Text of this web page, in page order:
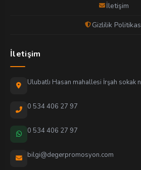
İletişim
Gizlilik
İletişim
Ulubatlı Hasan mahallesi İrşah sokak
0 534 406 27 97
0 534 406 27 97
bilgi@degerpromosyon.com